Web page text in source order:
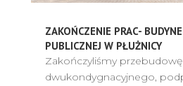
ZAKOŃCZENIE PRAC-
PUBLICZNEJ W PŁUŻNICY
Zakończyliśmy
dwukondygnacyjnego,